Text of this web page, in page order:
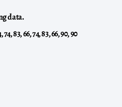
data.
74, 83, 66, 74, 83, 66, 90, 90